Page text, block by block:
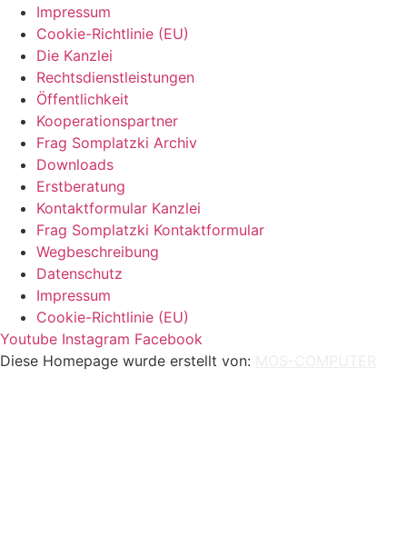
Impressum
Cookie-Richtlinie (EU)
Die Kanzlei
Rechtsdienstleistungen
Öffentlichkeit
Kooperationspartner
Frag Somplatzki Archiv
Downloads
Erstberatung
Kontaktformular Kanzlei
Frag Somplatzki Kontaktformular
Wegbeschreibung
Datenschutz
Impressum
Cookie-Richtlinie (EU)
Youtube Instagram Facebook
Diese Homepage wurde erstellt von: